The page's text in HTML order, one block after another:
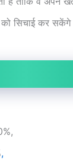
सिचाई कर
,